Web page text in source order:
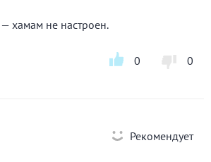
хамам не настроен.
0 0
Рекомендует